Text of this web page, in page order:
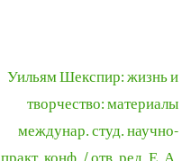
Уильям Шекспир: жизнь и
творчество: материалы
междунар. студ. научно-